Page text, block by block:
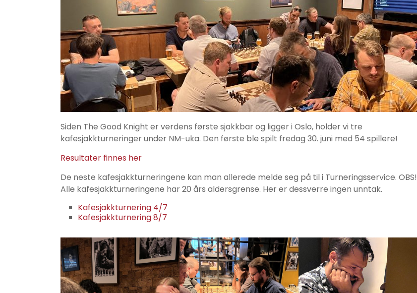
Siden The Good Knight er verdens første sjakkbar og ligger i Oslo, holder vi tre
kafesjakkturneringer under NM-uka. Den første ble spilt fredag 30. juni med 54 spillere!
Resultater finnes her
De neste kafesjakkturneringene kan man allerede melde seg på til i Turneringsservice. OBS!
Alle kafesjakkturneringene har 20 års aldersgrense. Her er dessverre ingen unntak.
Kafesjakkturnering 4/7
Kafesjakkturnering 8/7